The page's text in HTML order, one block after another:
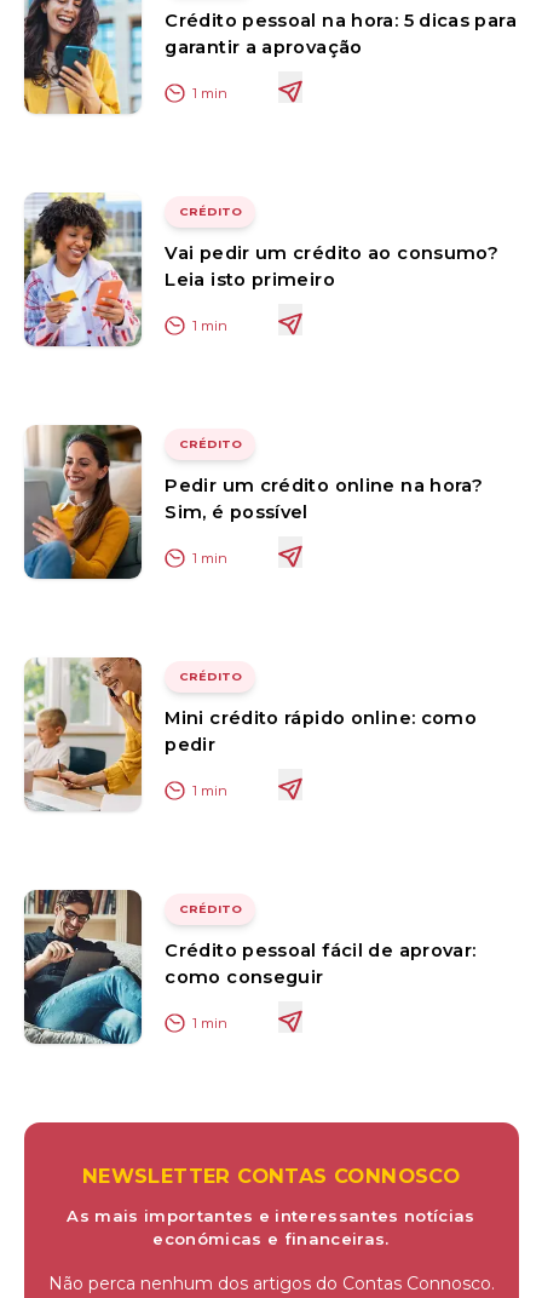
Crédito pessoal na hora: 5 dicas para
garantir a aprovação
1 min
CRÉDITO
Vai pedir um crédito ao consumo?
Leia isto primeiro
1 min
CRÉDITO
Pedir um crédito online na hora?
Sim, é possível
1 min
CRÉDITO
Mini crédito rápido online: como
pedir
1 min
CRÉDITO
Crédito pessoal fácil de aprovar:
como conseguir
1 min
NEWSLETTER CONTAS CONNOSCO
As mais importantes e interessantes notícias
económicas e financeiras.
Não perca nenhum dos artigos do Contas Connosco.